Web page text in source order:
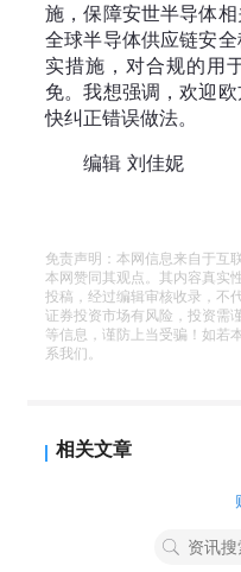
施，保障安世半导体
全球半导体供应链安
实措施，对合规的用
免。我想强调，欢迎
快纠正错误做法。
编辑 刘佳妮
免责声明：本网信息来自于互
本网赞同其观点。其内容真实
投稿，经过编辑审核收录，不
证券投资市场有风险，投资需
等信息，谨防上当受骗！如若
系我们。
相关文章